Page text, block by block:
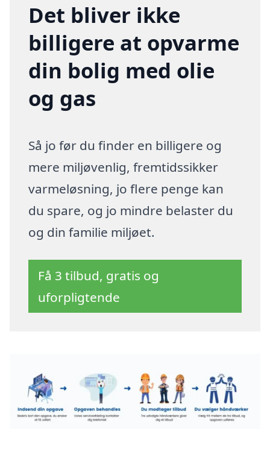
Det bliver ikke
billigere at opvarme
din bolig med olie
og gas
Så jo før du finder en billigere og
mere miljøvenlig, fremtidssikker
varmeløsning, jo flere penge kan
du spare, og jo mindre belaster du
og din familie miljøet.
Få 3 tilbud, gratis og
uforpligtende